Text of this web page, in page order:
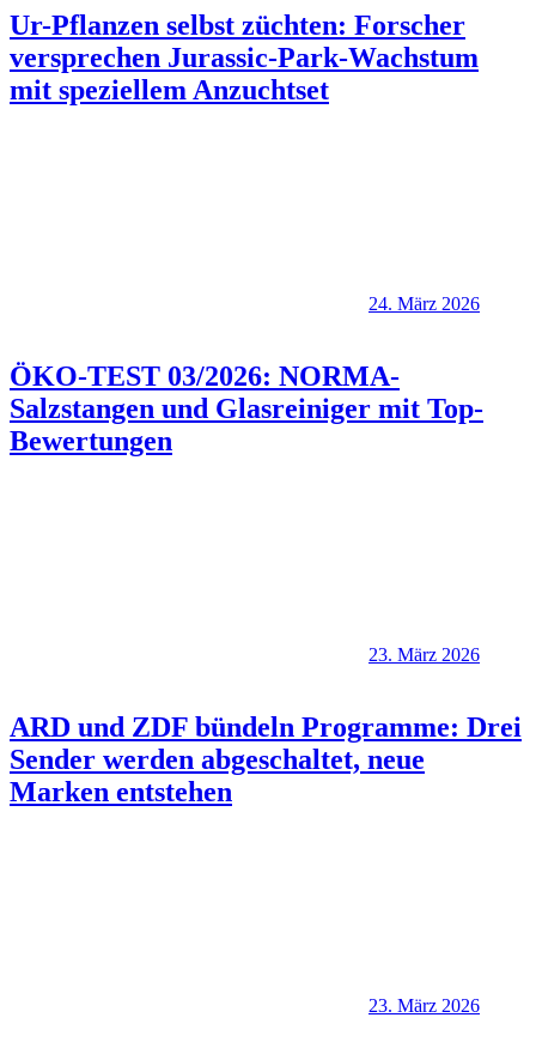
Ur-Pflanzen selbst züchten: Forscher
versprechen Jurassic-Park-Wachstum
mit speziellem Anzuchtset
24. März 2026
ÖKO-TEST 03/2026: NORMA-
Salzstangen und Glasreiniger mit Top-
Bewertungen
23. März 2026
ARD und ZDF bündeln Programme: Drei
Sender werden abgeschaltet, neue
Marken entstehen
23. März 2026